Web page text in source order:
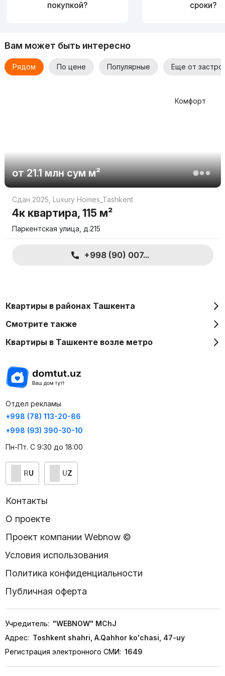
покупкой?
сроки?
Вам может быть интересно
Рядом По цене Популярные Еще от
Комфорт
от21.1 млн сумм²
Сдан 2025 Luxury Homes_Tashkent
4к квартира, 115 м²
Паркентская улица, д.215
+998 (90) 007...
Квартиры в районах Ташкента
Смотрите также
Квартиры в Ташкенте возле метро
Отдел рекламы
+998 (78) 113-20-86
+998 (93) 390-30-10
Пн-Пт. С 9:30 до 18:00
RU UZ
Контакты
О проекте
Проект компании Webnow ©
Условия использования
Политика конфиденциальности
Публичная оферта
Учредитель: "WEBNOW" MChJ
Адрес: Toshkent shahri, A.Qahhor ko'chasi, 47-uy
Регистрация электронного СМИ: 1649